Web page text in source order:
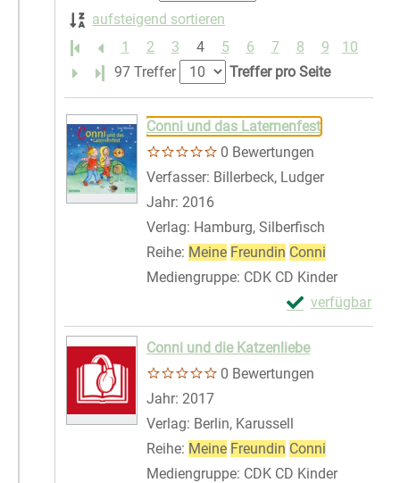
aufsteigend sortieren
1
2 3 4 5 6 7 8 9
10
Letzte Seite
97 Treffer Treffer pro Seite
Suchergebnis
Zu den Suchfiltern springen
Conni und das Laternenfest
0 Bewertungen
Verfasser: Billerbeck, LudgerSuche
Jahr: 2016
Verlag: Hamburg, Silberfisch
Reihe: Meine Freundin Conni
Mediengruppe: CDK CD Kinder
verfügbar
Exemplar-
Zum Download
Conni und die Katzenliebe
0 Bewertungen
Suche nach diesem Verfasser
Jahr: 2017
Verlag: Berlin, Karussell
Reihe: Meine Freundin Conni
Mediengruppe: CDK CD Kinder